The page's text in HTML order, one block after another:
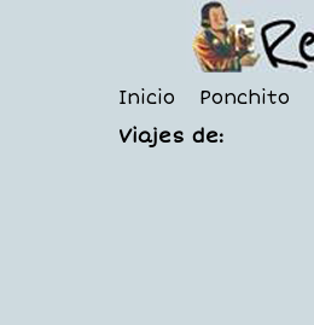
Inicio Ponchito
Viajes de: